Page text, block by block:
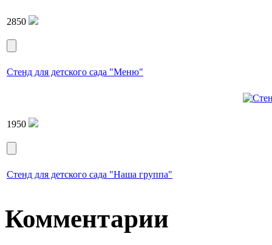
2850
Стенд для детского сада "Меню"
1950
Стенд для детского сада "Наша группа"
Комментарии